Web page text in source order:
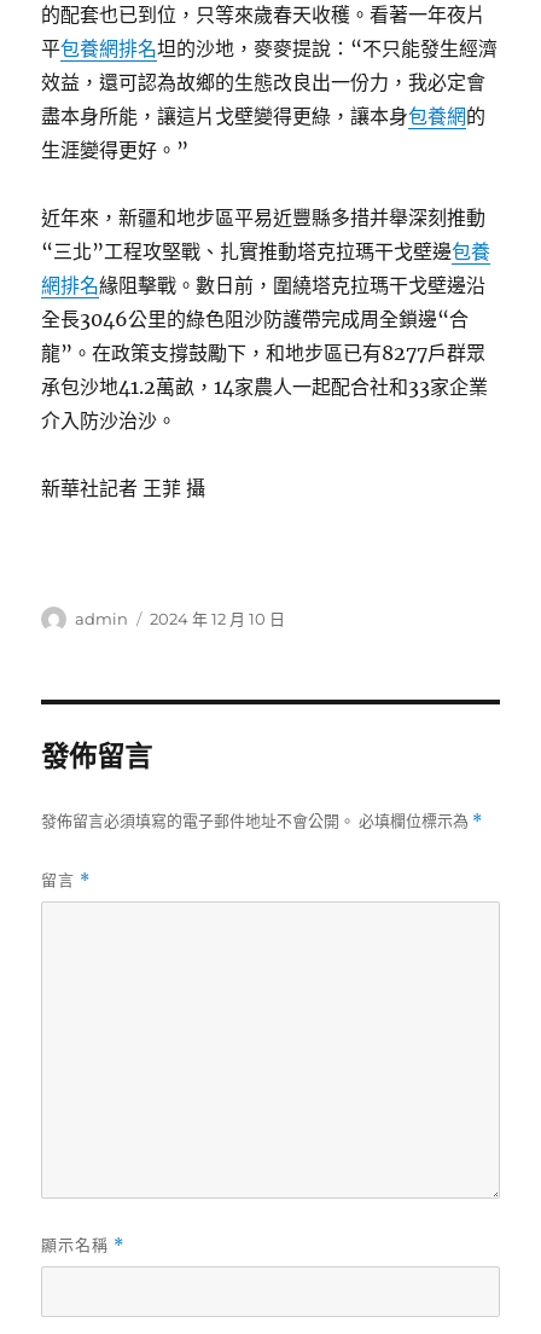
的配套也已到位，只等來歲春天收穫。看著一年夜片
平包養網排名坦的沙地，麥麥提說：“不只能發生經濟
效益，還可認為故鄉的生態改良出一份力，我必定會
盡本身所能，讓這片戈壁變得更綠，讓本身包養網的
生涯變得更好。”
近年來，新疆和地步區平易近豐縣多措并舉深刻推動
“三北”工程攻堅戰、扎實推動塔克拉瑪干戈壁邊包養
網排名緣阻擊戰。數日前，圍繞塔克拉瑪干戈壁邊沿
全長3046公里的綠色阻沙防護帶完成周全鎖邊“合
龍”。在政策支撐鼓勵下，和地步區已有8277戶群眾
承包沙地41.2萬畝，14家農人一起配合社和33家企業
介入防沙治沙。
新華社記者 王菲 攝
作
admin
發
2024 年 12 月 10 日
發佈留言
發佈留言必須填寫的電子郵件地址不會公開。 必填欄位標示為 *
留言 *
顯示名稱 *